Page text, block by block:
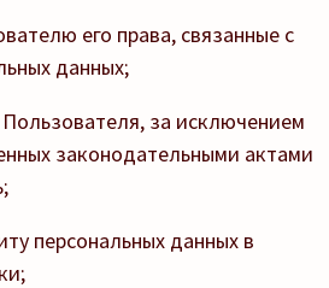
его права, связанные с
данных;
за исключением
законодательными актами
персональных данных в